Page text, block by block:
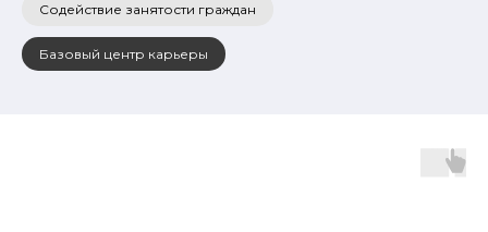
Содействие занятости граждан
Базовый центр карьеры